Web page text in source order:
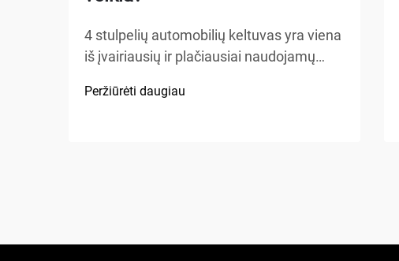
4 stulpelių automobilių keltuvas yra viena
iš įvairiausių ir plačiausiai naudojamų
įrengimuose, namų garažuose bei
Peržiūrėti daugiau